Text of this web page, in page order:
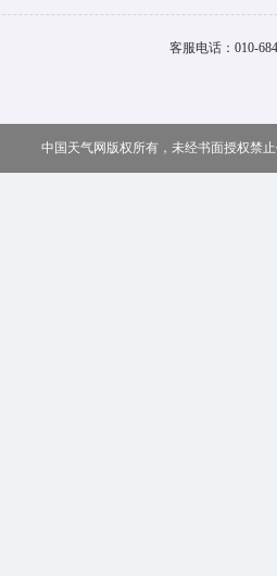
客服电话： 010-
中国天气网版权所有，未经书面授权